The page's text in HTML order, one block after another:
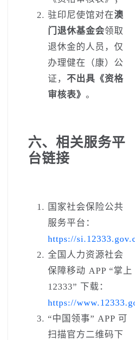
驻印尼使馆对在澳
门退休基金会领取
退休金的人员，仅
办理健在（康）公
证， 不出具《资格
审核表》 。
六、相关服务平
台链接
国家社会保险公共
服务平台：
https://
全国人力资源社会
保障移动 APP “掌上
12333” 下载：
https://
“中国领事” APP 可
扫描官方二维码下